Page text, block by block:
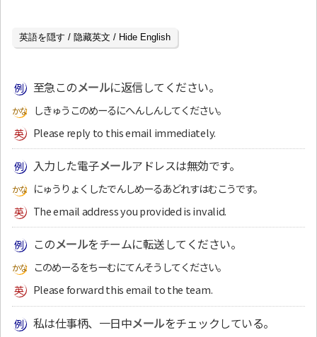
英語を隠す / 隐藏英文 / Hide English
至急このメールに返信してください。
しきゅうこのめーるにへんしんしてください。
Please reply to this email immediately.
入力した電子メールアドレスは無効です。
にゅうりょくしたでんしめーるあどれすはむこうです。
The email address you provided is invalid.
このメールをチームに転送してください。
このめーるをちーむにてんそうしてください。
Please forward this email to the team.
私は仕事柄、一日中メールをチェックしている。